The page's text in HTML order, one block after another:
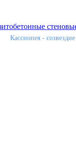
Кассиопея -